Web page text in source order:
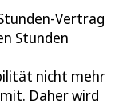
Vertrag
Stunden
nicht mehr
Daher wird